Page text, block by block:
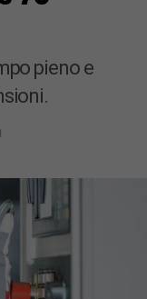
pieno e